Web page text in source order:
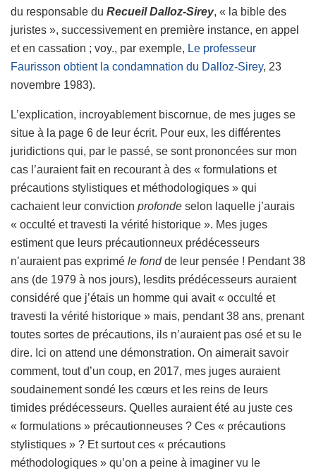
du responsable du Recueil Dalloz-Sirey, « la bible des
juristes », successivement en première instance, en appel
et en cassation ; voy., par exemple, Le professeur
Faurisson obtient la condamnation du Dalloz-Sirey, 23
novembre 1983).
L’explication, incroyablement biscornue, de mes juges se
situe à la page 6 de leur écrit. Pour eux, les différentes
juridictions qui, par le passé, se sont prononcées sur mon
cas l’auraient fait en recourant à des « formulations et
précautions stylistiques et méthodologiques » qui
cachaient leur conviction profonde selon laquelle j’aurais
« occulté et travesti la vérité historique ». Mes juges
estiment que leurs précautionneux prédécesseurs
n’auraient pas exprimé le fondde leur pensée ! Pendant 38
ans (de 1979 à nos jours), lesdits prédécesseurs auraient
considéré que j’étais un homme qui avait « occulté et
travesti la vérité historique » mais, pendant 38 ans, prenant
toutes sortes de précautions, ils n’auraient pas osé et su le
dire. Ici on attend une démonstration. On aimerait savoir
comment, tout d’un coup, en 2017, mes juges auraient
soudainement sondé les cœurs et les reins de leurs
timides prédécesseurs. Quelles auraient été au juste ces
« formulations » précautionneuses ? Ces « précautions
stylistiques » ? Et surtout ces « précautions
méthodologiques » qu’on a peine à imaginer vu le